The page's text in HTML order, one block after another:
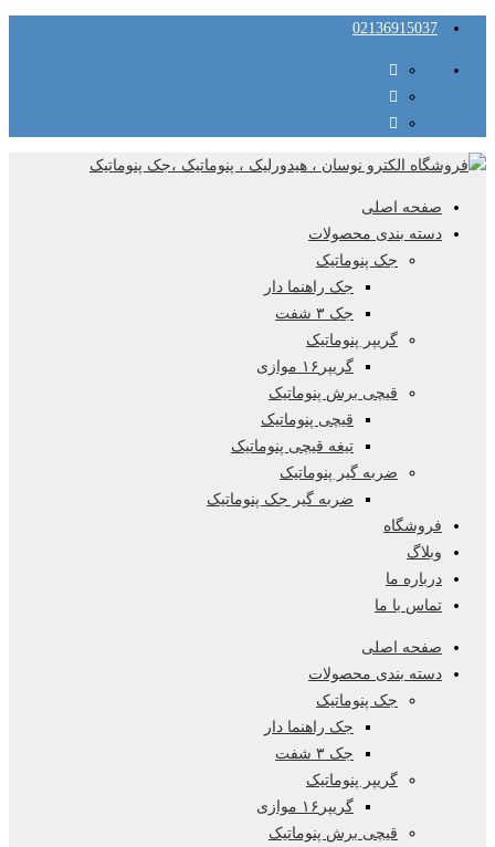
02136915037
صفحه اصلی
دسته بندی محصولات
جک پنوماتیک
جک راهنما دار
جک ۳ شفت
گریپر پنوماتیک
گریپر۱۶ موازی
قیچی برش پنوماتیک
قیچی پنوماتیک
تیغه قیچی پنوماتیک
ضربه گیر پنوماتیک
ضربه گیر جک پنوماتیک
فروشگاه
وبلاگ
درباره ما
تماس با ما
صفحه اصلی
دسته بندی محصولات
جک پنوماتیک
جک راهنما دار
جک ۳ شفت
گریپر پنوماتیک
گریپر۱۶ موازی
قیچی برش پنوماتیک